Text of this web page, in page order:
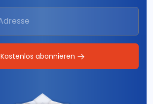
Kostenlos abonnieren